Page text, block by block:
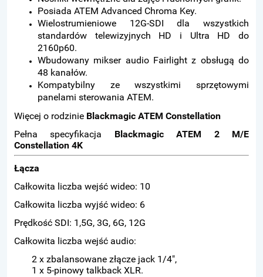
Posiada ATEM Advanced Chroma Key.
Wielostrumieniowe 12G-SDI dla wszystkich
standardów telewizyjnych HD i Ultra HD do
2160p60.
Wbudowany mikser audio Fairlight z obsługą do
48 kanałów.
Kompatybilny ze wszystkimi sprzętowymi
panelami sterowania ATEM.
Więcej o rodzinie Blackmagic ATEM Constellation
Pełna specyfikacja
Blackmagic ATEM 2 M/E
Constellation 4K
Łącza
Całkowita liczba wejść wideo: 10
Całkowita liczba wyjść wideo: 6
Prędkość SDI: 1,5G, 3G, 6G, 12G
Całkowita liczba wejść audio:
2 x zbalansowane złącze jack 1/4",
1 x 5-pinowy talkback XLR.